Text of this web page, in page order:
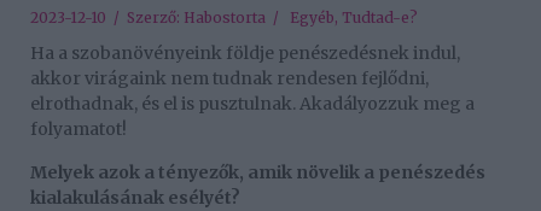
2023-12-10 / Szerző: Habostorta / Egyéb, Tudtad-e?
Ha a szobanövényeink földje penészedésnek indul,
akkor virágaink nem tudnak rendesen fejlődni,
elrothadnak, és el is pusztulnak. Akadályozzuk meg a
folyamatot!
Melyek azok a tényezők, amik növelik a penészedés
kialakulásának esélyét?